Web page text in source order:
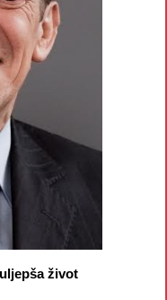
život